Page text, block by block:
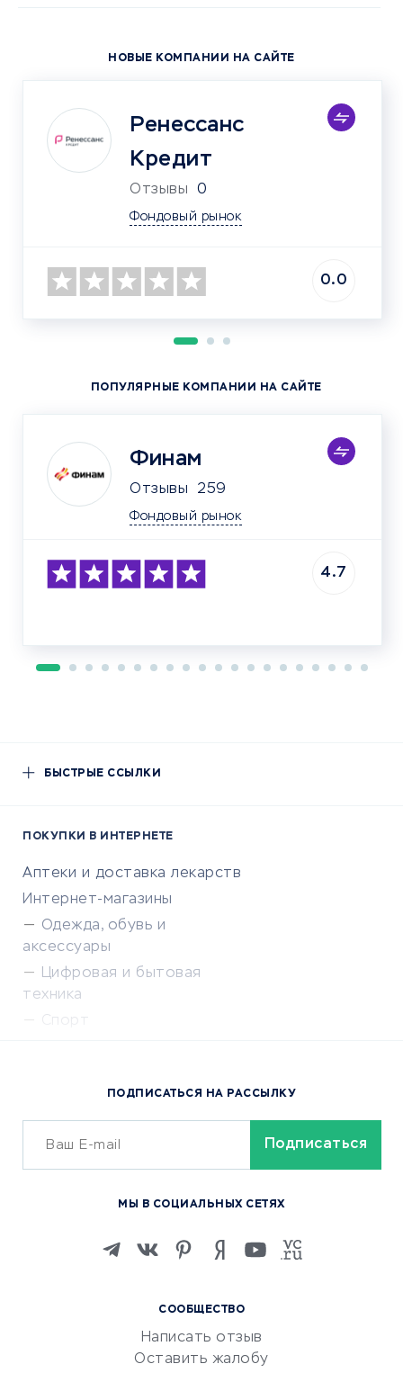
НОВЫЕ КОМПАНИИ НА САЙТЕ
Ренессанс
Кредит
Отзывы 0
Фондовый рынок
0.0
ПОПУЛЯРНЫЕ КОМПАНИИ НА САЙТЕ
Финам
Отзывы 259
Фондовый рынок
4.7
БЫСТРЫЕ ССЫЛКИ
ПОКУПКИ В ИНТЕРНЕТЕ
Аптеки и доставка лекарств
Интернет-магазины
Одежда, обувь и
аксессуары
Цифровая и бытовая
техника
Спорт
Сервисы доставки
ОБУЧЕНИЕ И РАБОТА
Изучение иностранных
Маркетинг и продажи
Репетиторство
Красота и здоровье
СООБЩЕСТВО
Написать отзыв
Оставить жалобу
ПОДПИСАТЬСЯ НА РАССЫЛКУ
МЫ В СОЦИАЛЬНЫХ СЕТЯХ